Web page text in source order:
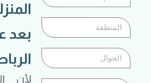
بعد
لأن